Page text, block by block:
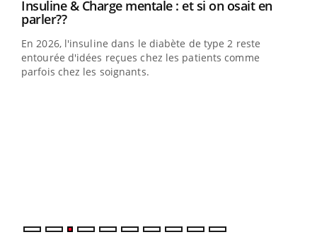
Youtube
Insuline & Charge mentale : et si on osait en
parler??Youtube
En 2026, l'insuline dans le diabète de type 2 reste
entourée d'idées reçues chez les patients comme
parfois chez les soignants.